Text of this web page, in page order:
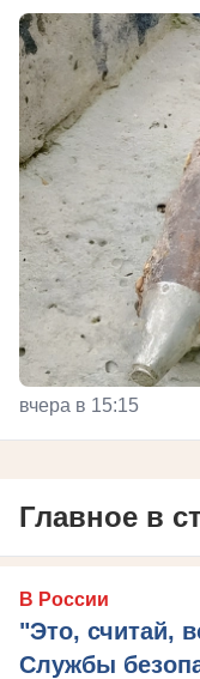
вчера в 15:15
Главное в
В России
"Это, считай,
Службы